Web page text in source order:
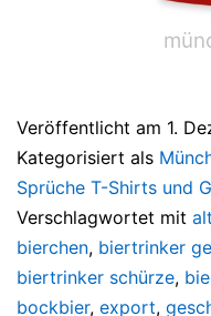
Veröffentlicht am 1.
Kategorisiert als
Sprüche T-Shirts und
Verschlagwortet mit
bierchen, biertrinker
biertrinker schürze,
bockbier, export,